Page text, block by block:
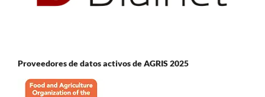
Proveedores de datos activos de AGRIS 2025